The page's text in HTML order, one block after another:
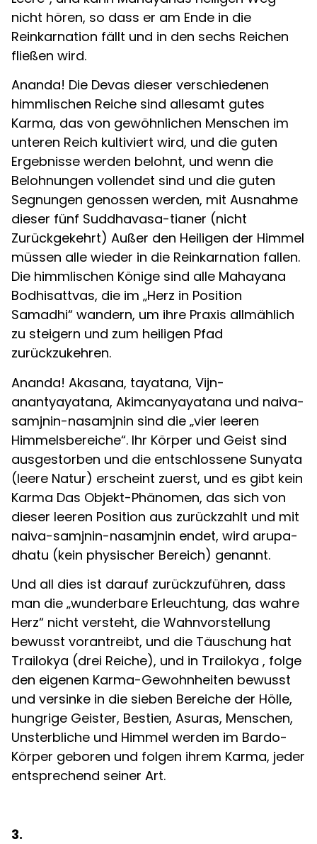
nicht hören, so dass er am Ende in die
Reinkarnation fällt und in den sechs Reichen
fließen wird.
Ananda! Die Devas dieser verschiedenen
himmlischen Reiche sind allesamt gutes
Karma, das von gewöhnlichen Menschen im
unteren Reich kultiviert wird, und die guten
Ergebnisse werden belohnt, und wenn die
Belohnungen vollendet sind und die guten
Segnungen genossen werden, mit Ausnahme
dieser fünf Suddhavasa-tianer (nicht
Zurückgekehrt) Außer den Heiligen der Himmel
müssen alle wieder in die Reinkarnation fallen.
Die himmlischen Könige sind alle Mahayana
Bodhisattvas, die im „Herz in Position
Samadhi“ wandern, um ihre Praxis allmählich
zu steigern und zum heiligen Pfad
zurückzukehren.
Ananda! Akasana, tayatana, Vijn-
anantyayatana, Akimcanyayatana und naiva-
samjnin-nasamjnin sind die „vier leeren
Himmelsbereiche“. Ihr Körper und Geist sind
ausgestorben und die entschlossene Sunyata
(leere Natur) erscheint zuerst, und es gibt kein
Karma Das Objekt-Phänomen, das sich von
dieser leeren Position aus zurückzahlt und mit
naiva-samjnin-nasamjnin endet, wird arupa-
dhatu (kein physischer Bereich) genannt.
Und all dies ist darauf zurückzuführen, dass
man die „wunderbare Erleuchtung, das wahre
Herz“ nicht versteht, die Wahnvorstellung
bewusst vorantreibt, und die Täuschung hat
Trailokya (drei Reiche), und in Trailokya , folge
den eigenen Karma-Gewohnheiten bewusst
und versinke in die sieben Bereiche der Hölle,
hungrige Geister, Bestien, Asuras, Menschen,
Unsterbliche und Himmel werden im Bardo-
Körper geboren und folgen ihrem Karma, jeder
entsprechend seiner Art.
3.